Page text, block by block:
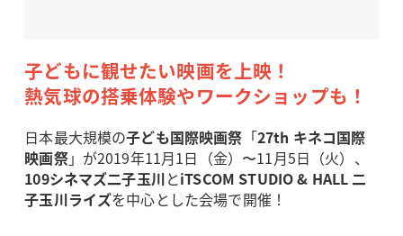
子どもに観せたい映画を上映！
熱気球の搭乗体験やワークショップも！
日本最大規模の子ども国際映画祭 「27th キネコ国際
映画祭」が2019年11月1日（金）〜11月5日（火）、
109シネマズ二子玉川とiTSCOM STUDIO & HALL 二
子玉川ライズを中心とした会場で開催！